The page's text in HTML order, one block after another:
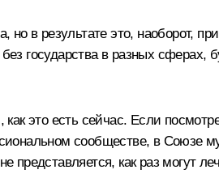
в результате это, наоборот,
без государства в разных
это есть сейчас. Если
сообществе, в Союзе
как раз могут